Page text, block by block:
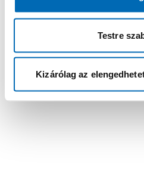
Testre
Kizárólag az